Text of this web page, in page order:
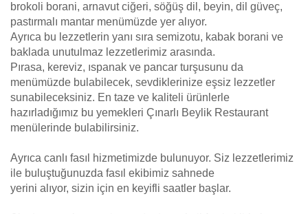
brokoli borani, arnavut ciğeri, söğüş dil, beyin, dil güveç,
pastırmalı mantar menümüzde yer alıyor.
Ayrıca bu lezzetlerin yanı sıra semizotu, kabak borani ve
baklada unutulmaz lezzetlerimiz arasında.
Pırasa, kereviz, ıspanak ve pancar turşusunu da
menümüzde bulabilecek, sevdiklerinize eşsiz lezzetler
sunabileceksiniz. En taze ve kaliteli ürünlerle
hazırladığımız bu yemekleri Çınarlı Beylik Restaurant
menülerinde bulabilirsiniz.
Ayrıca canlı fasıl hizmetimizde bulunuyor. Siz lezzetlerimiz
ile buluştuğunuzda fasıl ekibimiz sahnede
yerini alıyor, sizin için en keyifli saatler başlar.